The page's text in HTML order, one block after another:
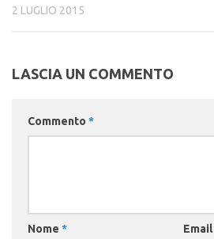
2 LUGLIO 2015
LASCIA UN COMMENTO
Commento *
Nome * Email